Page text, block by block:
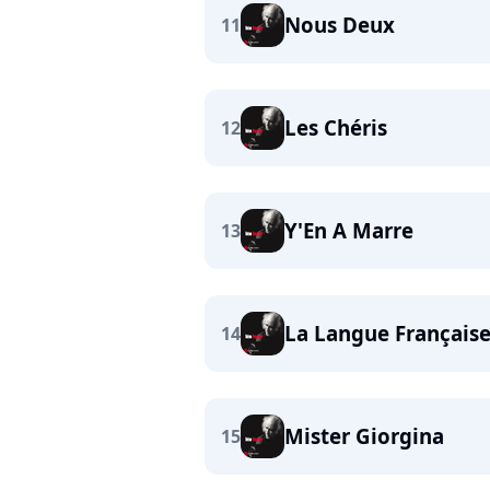
11 Nous Deux
12 Les Chéris
13 Y'En A Marre
14 La Langue Française
15 Mister Giorgina